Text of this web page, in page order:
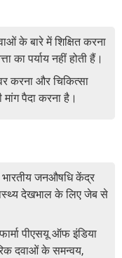
के बारे में शिक्षित करना
पर्याय नहीं होती हैं।
करना और चिकित्सा
पैदा करना है।
भारतीय जनऔषधि केंद्र
देखभाल के लिए जेब से
पीएसयू ऑफ इंडिया
दवाओं के समन्वय,